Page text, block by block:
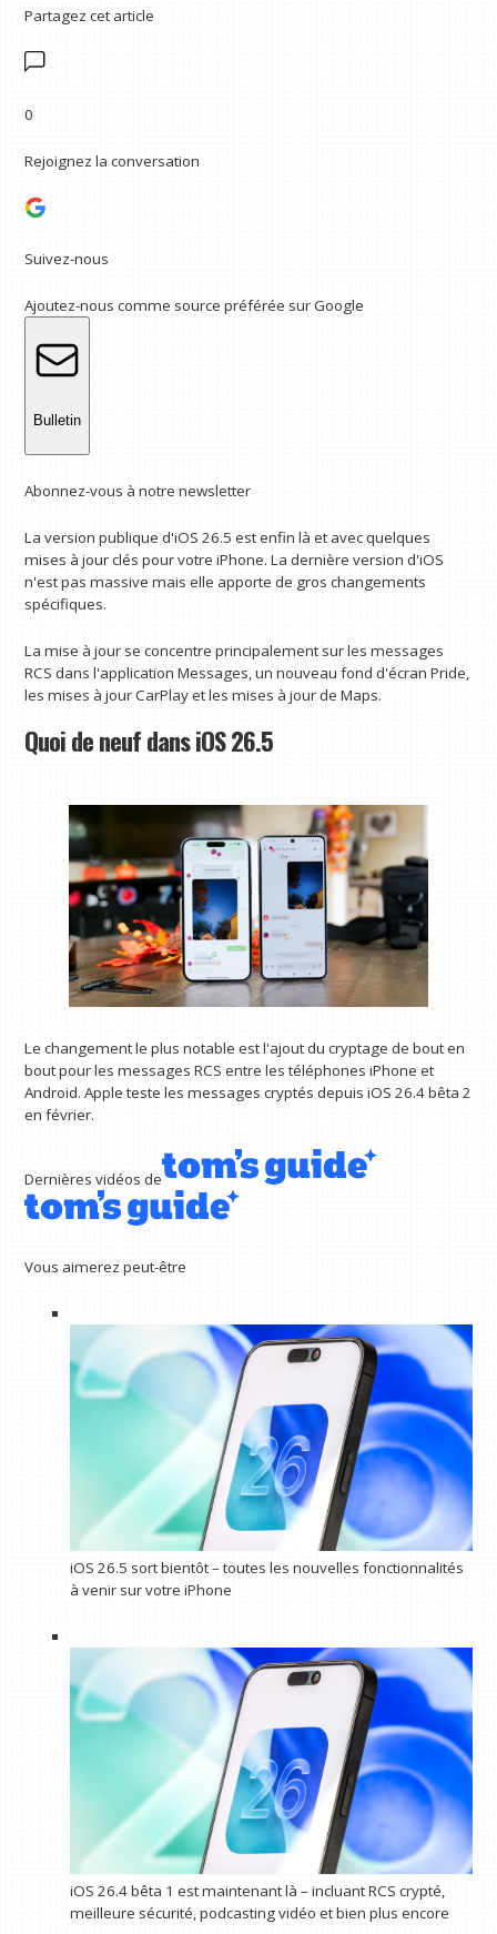
Partagez cet article
0
Rejoignez la conversation
Suivez-nous
Ajoutez-nous comme source préférée sur Google
Bulletin
Abonnez-vous à notre newsletter
La version publique d'iOS 26.5 est enfin là et avec quelques
mises à jour clés pour votre iPhone. La dernière version d'iOS
n'est pas massive mais elle apporte de gros changements
spécifiques.
La mise à jour se concentre principalement sur les messages
RCS dans l'application Messages, un nouveau fond d'écran Pride,
les mises à jour CarPlay et les mises à jour de Maps.
Quoi de neuf dans iOS 26.5
Le changement le plus notable est l'ajout du cryptage de bout en
bout pour les messages RCS entre les téléphones iPhone et
Android. Apple teste les messages cryptés depuis iOS 26.4 bêta 2
en février.
Dernières vidéos de
Vous aimerez peut-être
iOS 26.5 sort bientôt – toutes les nouvelles fonctionnalités
à venir sur votre iPhone
iOS 26.4 bêta 1 est maintenant là – incluant RCS crypté,
meilleure sécurité, podcasting vidéo et bien plus encore